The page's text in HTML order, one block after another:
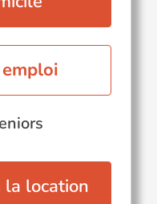
la location